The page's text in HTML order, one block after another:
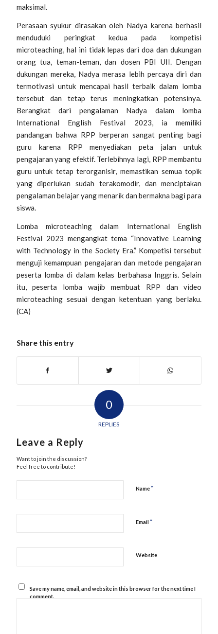
maksimal.
Perasaan syukur dirasakan oleh Nadya karena berhasil
menduduki peringkat kedua pada kompetisi
microteaching, hal ini tidak lepas dari doa dan dukungan
orang tua, teman-teman, dan dosen PBI UII. Dengan
dukungan mereka, Nadya merasa lebih percaya diri dan
termotivasi untuk mencapai hasil terbaik dalam lomba
tersebut dan tetap terus meningkatkan potensinya.
Berangkat dari pengalaman Nadya dalam lomba
International English Festival 2023, ia memiliki
pandangan bahwa RPP berperan sangat penting bagi
guru karena RPP menyediakan peta jalan untuk
pengajaran yang efektif. Terlebihnya lagi, RPP membantu
guru untuk tetap terorganisir, memastikan semua topik
yang diperlukan sudah terakomodir, dan menciptakan
pengalaman belajar yang menarik dan bermakna bagi para
siswa.
Lomba microteaching dalam International English
Festival 2023 mengangkat tema “Innovative Learning
with Technology in the Society Era.” Kompetisi tersebut
menguji kemampuan pengajaran dan metode pengajaran
peserta lomba di dalam kelas berbahasa Inggris. Selain
itu, peserta lomba wajib membuat RPP dan video
microteaching sesuai dengan ketentuan yang berlaku.
(CA)
Share this entry
0
REPLIES
Leave a Reply
Want to join the discussion?
Feel free to contribute!
Name*
Email*
Website
Save my name, email, and website in this browser for the next time I
comment.